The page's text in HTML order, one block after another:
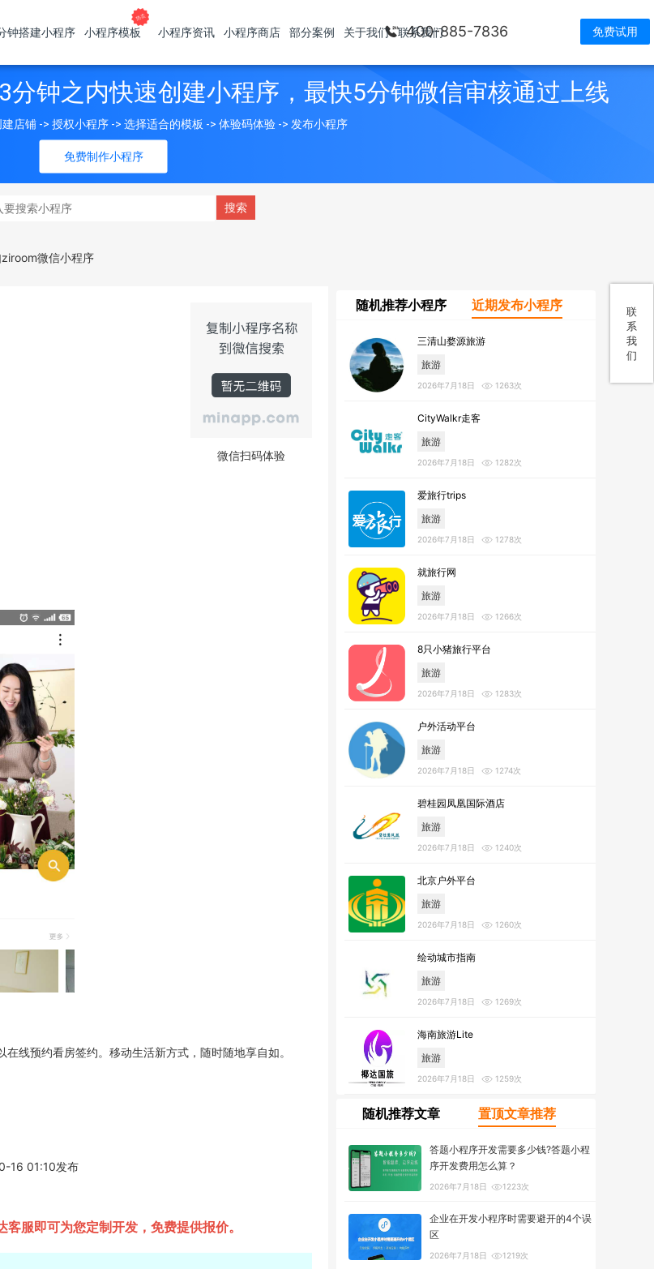
400-885-7836 免费试用
钟搭建小程序 小程序模板 小程序资讯 小程序商店 部分案例 关于我们 联系我们
联
系
我
们
钟之内快速创建小程序，最快5分钟微信审核通过上线
免费制作小程序
店铺 -> 授权小程序 -> 选择适合的模板 -> 体验码体验 -> 发布小程序
微信小程序
微信扫码体验
在线预约看房签约。移动生活新方式，随时随地享自如。
16 01:10发布
服即可为您定制开发，免费提供报价。
随机推荐小程序 近期发布小程序
三清山婺源旅游
旅游
2026年7月18日 1263次
CityWalkr走客
旅游
2026年7月18日 1282次
爱旅行trips
旅游
2026年7月18日 1278次
就旅行网
旅游
2026年7月18日 1266次
8只小猪旅行平台
旅游
2026年7月18日 1283次
户外活动平台
旅游
2026年7月18日 1274次
碧桂园凤凰国际酒店
旅游
2026年7月18日 1240次
北京户外平台
旅游
2026年7月18日 1260次
绘动城市指南
旅游
2026年7月18日 1269次
海南旅游Lite
旅游
2026年7月18日 1259次
随机推荐文章 置顶文章推荐
答题小程序开发需要多少钱?答题小程
序开发费用怎么算？
2026年7月18日 1223次
企业在开发小程序时需要避开的4个误
区
2026年7月18日 1219次